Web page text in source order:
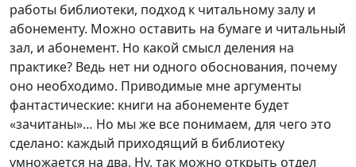
работы библиотеки, подход к читальному залу и
абонементу. Можно оставить на бумаге и читальный
зал, и абонемент. Но какой смысл деления на
практике? Ведь нет ни одного обоснования, почему
оно необходимо. Приводимые мне аргументы
фантастические: книги на абонементе будет
«зачитаны»… Но мы же все понимаем, для чего это
сделано: каждый приходящий в библиотеку
умножается на два. Ну, так можно открыть отдел